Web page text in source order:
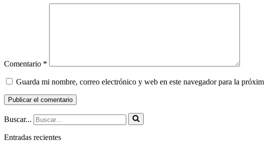
Comentario *
Guarda mi nombre, correo electrónico y web en este navegador para la
Buscar...
Entradas recientes